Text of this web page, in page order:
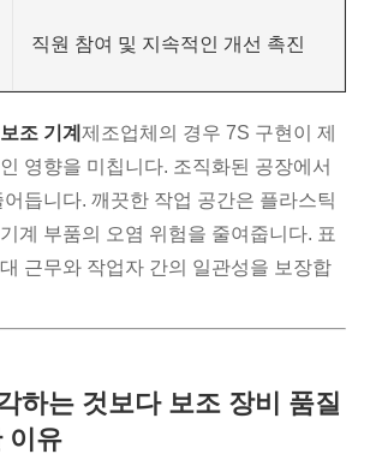
직원 참여 및 지속적인 개선 촉진
조 기계 제조업체의 경우 7S 구현이 제
영향을 미칩니다. 조직화된 공장에서
듭니다. 깨끗한 작업 공간은 플라스틱
계 부품의 오염 위험을 줄여줍니다. 표
근무와 작업자 간의 일관성을 보장합
하는 것보다 보조 장비 품질
이유